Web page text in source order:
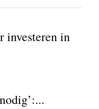
investeren in